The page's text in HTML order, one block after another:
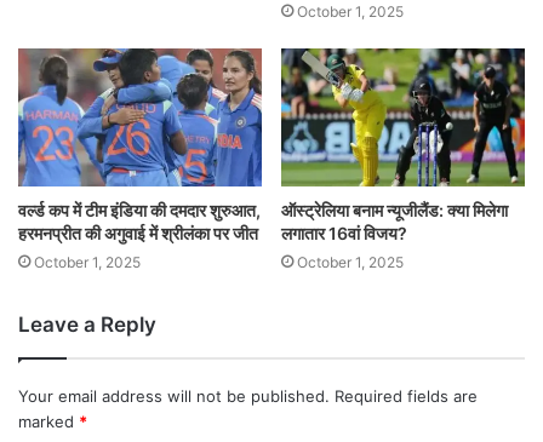
October 1, 2025
वर्ल्ड कप में टीम इंडिया की दमदार शुरुआत,
हरमनप्रीत की अगुवाई में श्रीलंका पर जीत
October 1, 2025
ऑस्ट्रेलिया बनाम न्यूजीलैंड: क्या मिलेगा
लगातार 16वां विजय?
October 1, 2025
Leave a Reply
Your email address will not be published. Required fields are
marked *